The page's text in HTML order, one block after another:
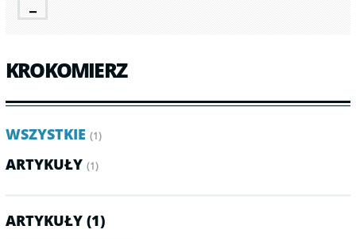
KROKOMIERZ
WSZYSTKIE (1)
ARTYKUŁY (1)
ARTYKUŁY (1)